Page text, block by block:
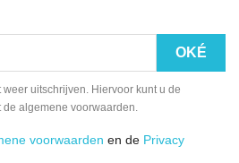
uitschrijven. Hiervoor kunt u de
algemene voorwaarden.
voorwaarden en de Privacy